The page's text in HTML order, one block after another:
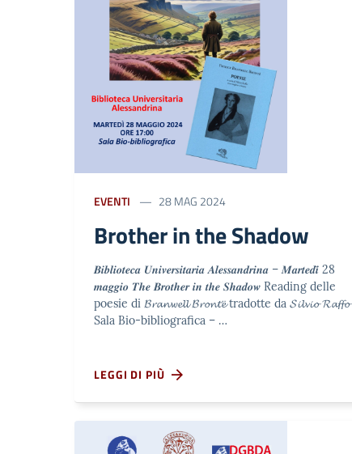
EVENTI 28 MAG 2024
Brother in the Shadow
𝑩𝒊𝒃𝒍𝒊𝒐𝒕𝒆𝒄𝒂 𝑼𝒏𝒊𝒗𝒆𝒓𝒔𝒊𝒕𝒂𝒓𝒊𝒂 𝑨𝒍𝒆𝒔𝒔𝒂𝒏𝒅𝒓𝒊𝒏𝒂 – 𝑴𝒂𝒓𝒕𝒆𝒅𝒊̀ 28
𝒎𝒂𝒈𝒈𝒊𝒐 𝑻𝒉𝒆 𝑩𝒓𝒐𝒕𝒉𝒆𝒓 𝒊𝒏 𝒕𝒉𝒆 𝑺𝒉𝒂𝒅𝒐𝒘 Reading delle
poesie di 𝓑𝓻𝓪𝓷𝔀𝓮𝓵𝓵 𝓑𝓻𝓸𝓷𝓽𝓮̈ tradotte da 𝓢𝓲𝓵𝓿𝓲𝓸 𝓡𝓪𝓯𝓯𝓸
Sala Bio-bibliografica – …
LEGGI DI PIÙ